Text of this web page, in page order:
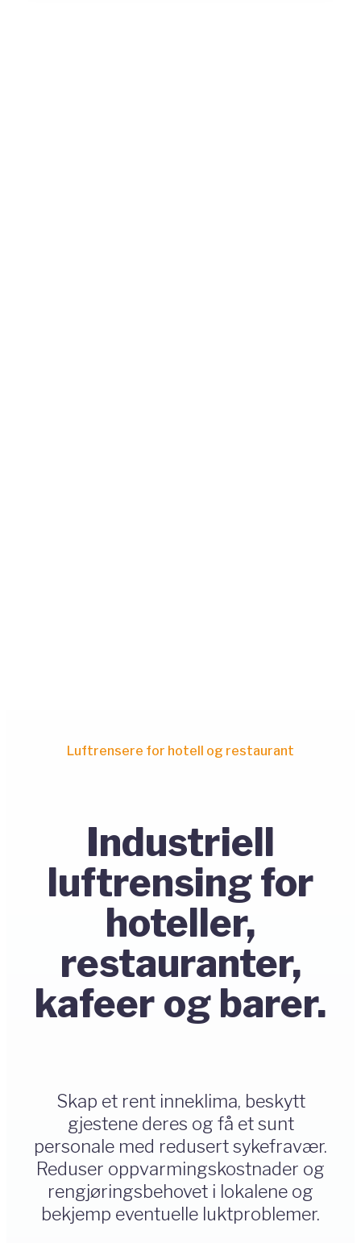
Luftrensere for hotell og restaurant
Industriell
luftrensing for
hoteller,
restauranter,
kafeer og barer.
Skap et rent inneklima, beskytt
gjestene deres og få et sunt
personale med redusert sykefravær.
Reduser oppvarmingskostnader og
rengjøringsbehovet i lokalene og
bekjemp eventuelle luktproblemer.